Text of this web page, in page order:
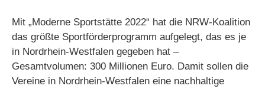
Mit „Moderne Sportstätte 2022“ hat die NRW-Koalition
das größte Sportförderprogramm aufgelegt, das es je
in Nordrhein-Westfalen gegeben hat –
Gesamtvolumen: 300 Millionen Euro. Damit sollen die
Vereine in Nordrhein-Westfalen eine nachhaltige